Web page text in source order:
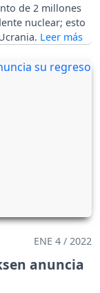
de 2 millones
nuclear; esto
ENE 4 / 2022
anuncia